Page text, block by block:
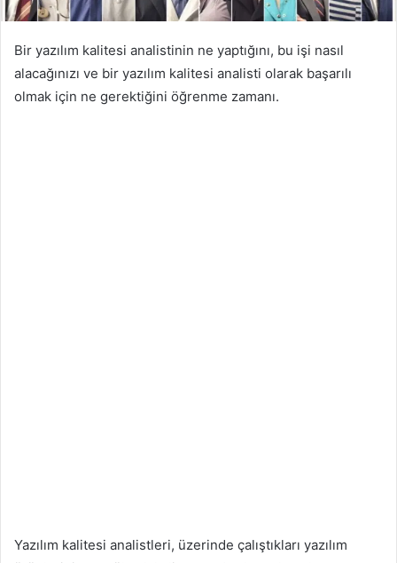
Bir yazılım kalitesi analistinin ne yaptığını, bu işi nasıl
alacağınızı ve bir yazılım kalitesi analisti olarak başarılı
olmak için ne gerektiğini öğrenme zamanı.
Yazılım kalitesi analistleri, üzerinde çalıştıkları yazılım